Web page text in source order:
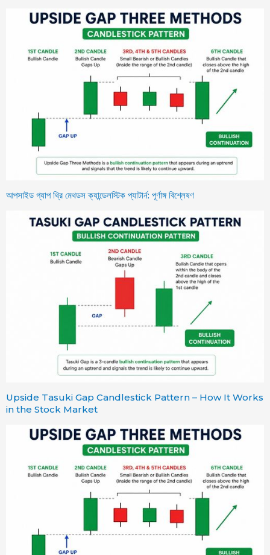
আপসাইড গ্যাপ থ্রি মেথডস ক্যান্ডেলস্টিক প্যাটার্ন: পূর্ণাঙ্গ বিশ্লেষণ
Upside Tasuki Gap Candlestick Pattern – How It Works
in the Stock Market